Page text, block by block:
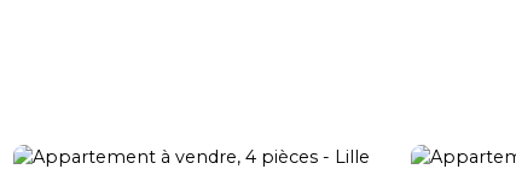
locative Rénovation Recherche immobilière Blog